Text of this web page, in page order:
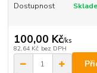
Dostupnost
100,00 Kč/ks
82,64 Kč bez DPH